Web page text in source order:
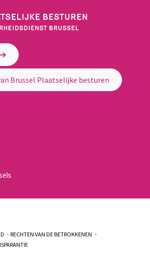
Brussel Plaatselijke besturen
RECHTEN VAN DE BETROKKENEN